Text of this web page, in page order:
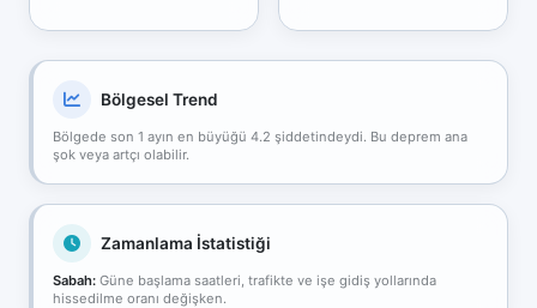
Bölgesel Trend
Bölgede son 1 ayın en büyüğü 4.2 şiddetindeydi. Bu deprem ana
şok veya artçı olabilir.
Zamanlama İstatistiği
Sabah: Güne başlama saatleri, trafikte ve işe gidiş yollarında
hissedilme oranı değişken.